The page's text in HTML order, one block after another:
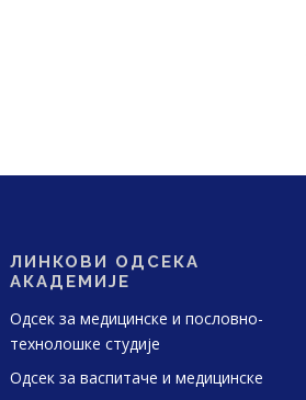
ЛИНКОВИ ОДСЕКА
АКАДЕМИЈЕ
Одсек за медицинске и пословно-
технолошке студије
Одсек за васпитаче и медицинске